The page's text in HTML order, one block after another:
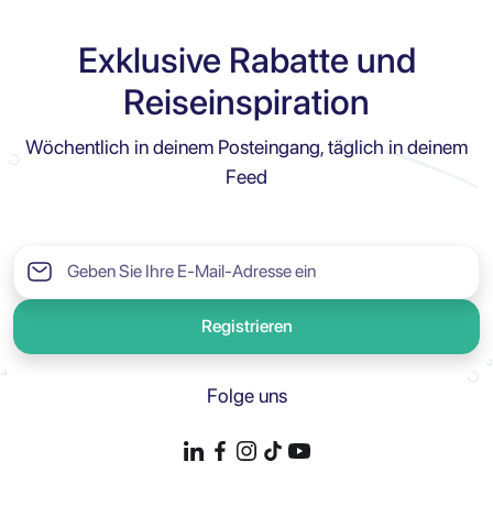
Exklusive Rabatte und
Reiseinspiration
Wöchentlich in deinem Posteingang, täglich in deinem
Feed
Registrieren
Folge uns